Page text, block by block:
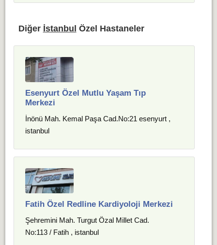
Diğer İstanbul Özel Hastaneler
Esenyurt Özel Mutlu Yaşam Tıp
Merkezi
İnönü Mah. Kemal Paşa Cad.No:21 esenyurt ,
istanbul
Fatih Özel Redline Kardiyoloji Merkezi
Şehremini Mah. Turgut Özal Millet Cad.
No:113 / Fatih , istanbul